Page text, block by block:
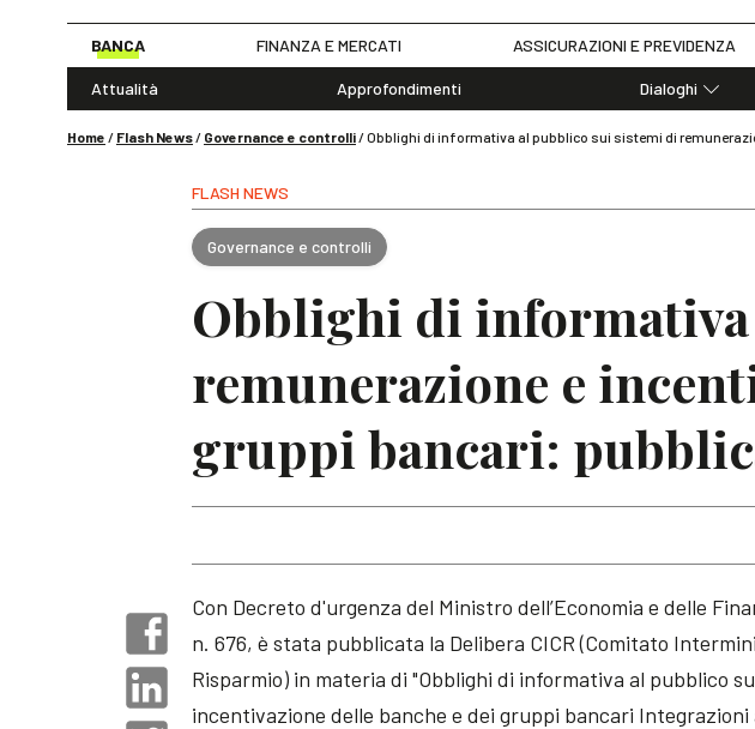
BANCA FINANZA E MERCATI ASSICURAZIONI E PREVIDENZA
Attualità Approfondimenti
Dialoghi
Home / Flash News/ Governance e controlli/Obblighi di informativa al pubblico sui sistemi di
FLASH NEWS
Governance e controlli
Obblighi di
remunerazione e
gruppi bancari:
Con Decreto d'urgenza del Ministro dell’Economia e delle
n. 676, è stata pubblicata la Delibera CICR (Comitato
Risparmio) in materia di "Obblighi di informativa al pubblico
incentivazione delle banche e dei gruppi bancari